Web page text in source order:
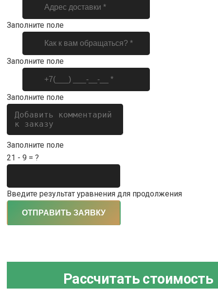
Заполните поле
Заполните поле
Заполните поле
Заполните поле
21 - 9 = ?
Введите результат уравнения для продолжения
ОТПРАВИТЬ ЗАЯВКУ
Рассчитать стоимость